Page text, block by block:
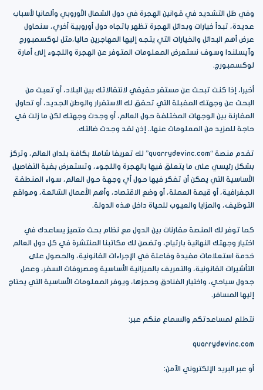
وفي ظل التشديد في قوانين الهجرة في دول الشمال الأوروبي وألمانيا لأسباب
عديدة، تبدأ خيارات وبدائل الهجرة تظهر باتجاه دول أوروبية أخري، سنحاول
عرض أهم البدائل والخيارات التي يتجه إليها المهاجرين حاليا،مثل لوكسمبورج
وآيسلندا وسوف نستعرض المعلومات المتوفر عن الهجرة واللجوء إلى أمارة
لوكسمبورج.
أخيرا، إذا كنت تبحث عن مستقر حقيقي لانتقالاتك بين البلاد، أو تعبت من
البحث عن وجهتك المقبلة التي تحقق لك الاستقرار والوطن الجديد، أو تحاول
المقارنة بين الوجهات المختلفة حول العالم، أو وجدت وجهتك لكن ما زلت في
حاجة للمزيد من المعلومات عنها.. إذن لقد وجدت ضالتك.
تقدم منصة “quarrydevinc.com” لك تعريفا شاملا بكافة بلدان العالم، وتركز
بشكل رئيسي على ما يتعلق فيها بالهجرة واللجوء، وتستعرض بقية التفاصيل
الأساسية التي يمكن أن تفكر فيها حول أي وجهة حول العالم، سواء المنطقة
الجغرافية، أو قيمة العملة، أو وضع الاقتصاد، وأهم الأعمال الشائعة، ومواقع
التوظيف، والمزايا والعيوب للحياة داخل هذه الدولة.
كما توفر لك المنصة مقارنات بين الدول مع نظام بحث متميز يساعدك في
اختيار وجهتك النهائية بارتياح، وتضمن لك مكاتبنا المنتشرة في كل دول العالم
خدمة استعلامات مفيدة وفاعلة في الإجراءات القانونية، والحصول على
التأشيرات القانونية، والتعريف بالميزانية الأساسية ومصروفات السفر، وعمل
جدول سياحي، واختيار الفنادق وحجزها، ويوفر المعلومات الأساسية التي يحتاج
إليها المسافر.
نتطلع لمساعدتكم والسماع منكم عبر:
quarrydevinc.com
أو عبر البريد الإلكتروني الآمن: